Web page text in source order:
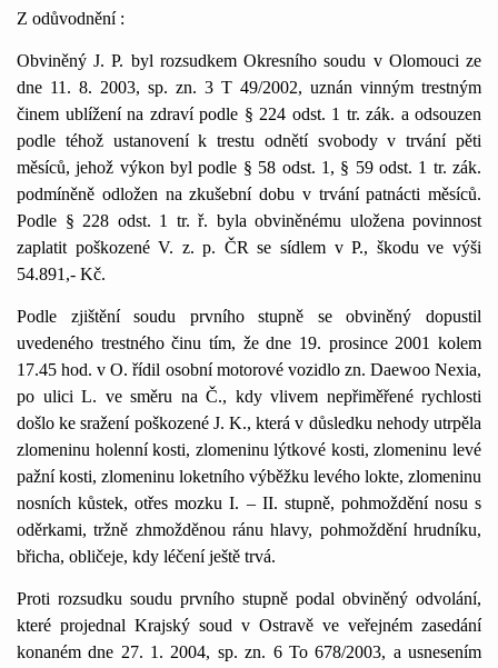
Z odůvodnění :
Obviněný J. P. byl rozsudkem Okresního soudu v Olomouci ze
dne 11. 8. 2003, sp. zn. 3 T 49/2002, uznán vinným trestným
činem ublížení na zdraví podle § 224 odst. 1 tr. zák. a odsouzen
podle téhož ustanovení k trestu odnětí svobody v trvání pěti
měsíců, jehož výkon byl podle § 58 odst. 1, § 59 odst. 1 tr. zák.
podmíněně odložen na zkušební dobu v trvání patnácti měsíců.
Podle § 228 odst. 1 tr. ř. byla obviněnému uložena povinnost
zaplatit poškozené V. z. p. ČR se sídlem v P., škodu ve výši
54.891,- Kč.
Podle zjištění soudu prvního stupně se obviněný dopustil
uvedeného trestného činu tím, že dne 19. prosince 2001 kolem
17.45 hod. v O. řídil osobní motorové vozidlo zn. Daewoo Nexia,
po ulici L. ve směru na Č., kdy vlivem nepřiměřené rychlosti
došlo ke sražení poškozené J. K., která v důsledku nehody utrpěla
zlomeninu holenní kosti, zlomeninu lýtkové kosti, zlomeninu levé
pažní kosti, zlomeninu loketního výběžku levého lokte, zlomeninu
nosních kůstek, otřes mozku I. – II. stupně, pohmoždění nosu s
oděrkami, tržně zhmožděnou ránu hlavy, pohmoždění hrudníku,
břicha, obličeje, kdy léčení ještě trvá.
Proti rozsudku soudu prvního stupně podal obviněný odvolání,
které projednal Krajský soud v Ostravě ve veřejném zasedání
konaném dne 27. 1. 2004, sp. zn. 6 To 678/2003, a usnesením